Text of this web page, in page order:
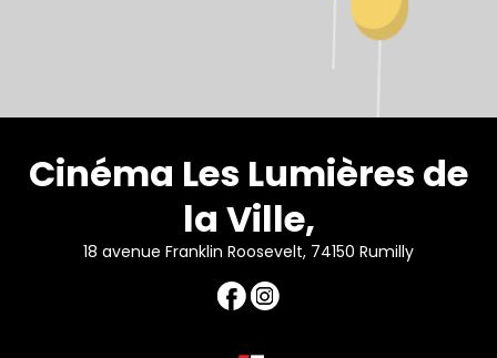
Cinéma Les Lumières de
la Ville,
18 avenue Franklin Roosevelt, 74150 Rumilly